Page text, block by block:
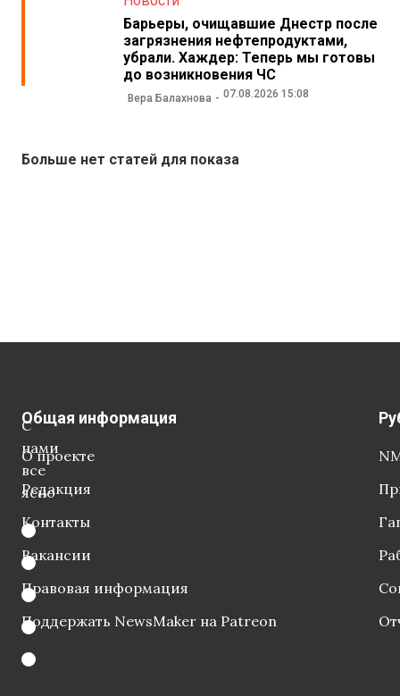
Барьеры, очищавшие Днестр после
загрязнения нефтепродуктами,
убрали. Хаждер: Теперь мы готовы
до возникновения ЧС
Вера Балахнова 07.08.2026 15:08
Больше нет статей для показа
С
нами
все
ясно
Общая информация
О проекте
Редакция
Контакты
Вакансии
Правовая информация
Поддержать NewsMaker на Patreon